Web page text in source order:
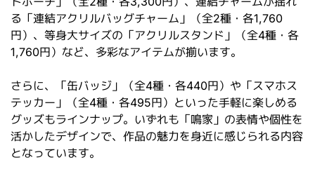
る「連結アクリルバッグチャーム」（全2種・各1,760
円）、等身大サイズの「アクリルスタンド」（全4種・各
1,760円）など、多彩なアイテムが揃います。
さらに、「缶バッジ」（全4種・各440円）や「スマホス
テッカー」（全4種・各495円）といった手軽に楽しめる
グッズもラインナップ。いずれも「鳴家」の表情や個性を
活かしたデザインで、作品の魅力を身近に感じられる内容
となっています。